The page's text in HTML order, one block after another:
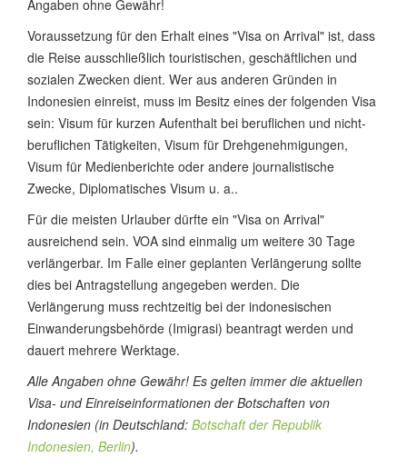
Angaben ohne Gewähr!
Voraussetzung für den Erhalt eines "Visa on Arrival" ist, dass
die Reise ausschließlich touristischen, geschäftlichen und
sozialen Zwecken dient. Wer aus anderen Gründen in
Indonesien einreist, muss im Besitz eines der folgenden Visa
sein: Visum für kurzen Aufenthalt bei beruflichen und nicht-
beruflichen Tätigkeiten, Visum für Drehgenehmigungen,
Visum für Medienberichte oder andere journalistische
Zwecke, Diplomatisches Visum u. a..
Für die meisten Urlauber dürfte ein "Visa on Arrival"
ausreichend sein. VOA sind einmalig um weitere 30 Tage
verlängerbar. Im Falle einer geplanten Verlängerung sollte
dies bei Antragstellung angegeben werden. Die
Verlängerung muss rechtzeitig bei der indonesischen
Einwanderungsbehörde (Imigrasi) beantragt werden und
dauert mehrere Werktage.
Alle Angaben ohne Gewähr! Es gelten immer die aktuellen
Visa- und Einreiseinformationen der Botschaften von
Indonesien (in Deutschland: Botschaft der Republik
Indonesien, Berlin).